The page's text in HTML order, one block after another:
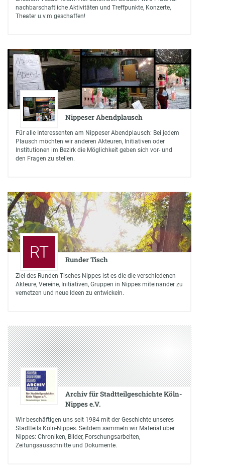
nachbarschaftliche Aktivitäten und Treffpunkte, Konzerte,
Theater u.v.m geschaffen!
Nippeser Abendplausch
Für alle Interessenten am Nippeser Abendplausch: Bei jedem
Plausch möchten wir anderen Akteuren, Initiativen oder
Institutionen im Bezirk die Möglichkeit geben sich vor- und
den Fragen zu stellen.
RT Runder Tisch
Ziel des Runden Tisches Nippes ist es die die verschiedenen
Akteure, Vereine, Initiativen, Gruppen in Nippes miteinander zu
vernetzen und neue Ideen zu entwickeln.
Archiv für Stadtteilgeschichte Köln-
Nippes e.V.
Wir beschäftigen uns seit 1984 mit der Geschichte unseres
Stadtteils Köln-Nippes. Seitdem sammeln wir Material über
Nippes: Chroniken, Bilder, Forschungsarbeiten,
Zeitungsausschnitte und Dokumente.